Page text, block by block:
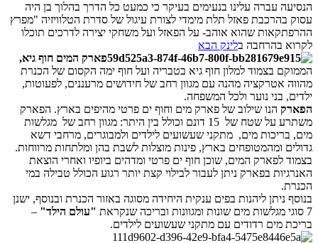
הנסיעה עברה עלינו בנעימים בעיקר כי כמעט כל הדרך בהלוך בן היה
עסוק בהרכבת פאזל תלת מימדי לצורת עיגול של סדרת הטלוויזיה "מפרץ
ההרפתקאות שהוא אוהב- על הפאזל ועל משחקי יצירה לדרכים תוכלו
לקרוא בהרחבה בלינק הבא
פארק המים חוף גיא,
הממוקם בצמוד למלון חוף גיא בטבריה ועל חוף ימה הקסום של הכנרת
מהווה אטרקציה מהנה עם מגוון רחב של חידושים מרעננים, לפעוטות,
ילדים, בני נוער ולכל המשפחה.
הפארק הנו שילוב של פארק מים וחוף ים פרטי מהיפים בארץ. הפארק
משתרע על שטח של 15 דונם וכולל בין היתר: מגוון רחב של מגלשות
מים, בריכות מים, מתקני שעשועים לילדים ולמבוגרים, מרחבי דשא
גדולים ומהמטופחים בארץ, פינות מוצלות לשבת בהן ומלתחות מרווחות.
בצמוד לפארק המים, שוכן חוף ים פרטי ומדהים ביופיו ואחרי הוצאת
האנרגיות בפארק ניתן לעבור לבילוי קצת יותר רגוע הכולל טבילה במי
הכנרת.
בנוסף ניתן ליהנות בפים ענקית היחידה מסוגה באזור הכנרת ובנוסף, ישנן
7 סוגי מגלשות מים שונות ומגוונות ובריכה שנקראת
"עולם הילד" –
בריכת מים רדודים עם מתקני שעשועים לילדים.